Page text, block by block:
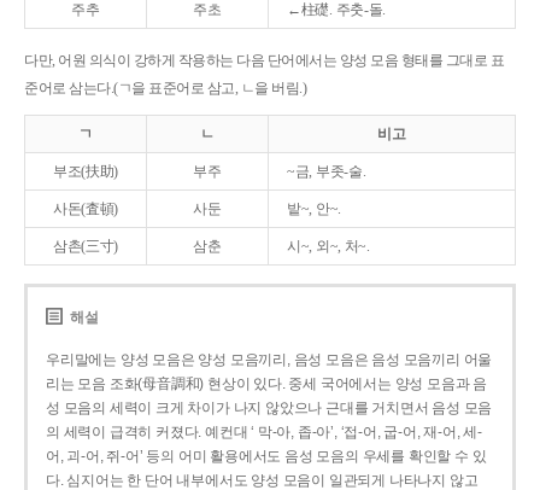
주추 주초 ←柱礎. 주춧-돌.
다만, 어원 의식이 강하게 작용하는 다음 단어에서는 양성 모음 형태를 그대로 표
준어로 삼는다.(ㄱ을 표준어로 삼고, ㄴ을 버림.)
ㄱ ㄴ 비고
부조(扶助) 부주 ~금, 부좃-술.
사돈(査頓) 사둔 밭~, 안~.
삼촌(三寸) 삼춘 시~, 외~, 처~.
해설
우리말에는 양성 모음은 양성 모음끼리, 음성 모음은 음성 모음끼리 어울
리는 모음 조화(母音調和) 현상이 있다. 중세 국어에서는 양성 모음과 음
성 모음의 세력이 크게 차이가 나지 않았으나 근대를 거치면서 음성 모음
의 세력이 급격히 커졌다. 예컨대 ‘ 막-아, 좁-아’, ‘접-어, 굽-어, 재-어, 세-
어, 괴-어, 쥐-어’ 등의 어미 활용에서도 음성 모음의 우세를 확인할 수 있
다. 심지어는 한 단어 내부에서도 양성 모음이 일관되게 나타나지 않고